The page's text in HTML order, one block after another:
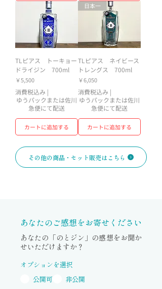
TLピアス トーキョー
ドライジン 700ml
価格
￥5,500
消費税込み |
ゆうパックまたは佐川
急便にて配送
カートに追加する
日本一
TLピアス ネイビース
トレングス 700ml
価格
￥6,050
消費税込み |
ゆうパックまたは佐川
急便にて配送
カートに追加する
その他の商品・セット販売はこちら
あなたのご感想をお寄せください
​あなたの「のとジン」の感想をお聞か
せいただけますか？
オプションを選択
公開可
非公開